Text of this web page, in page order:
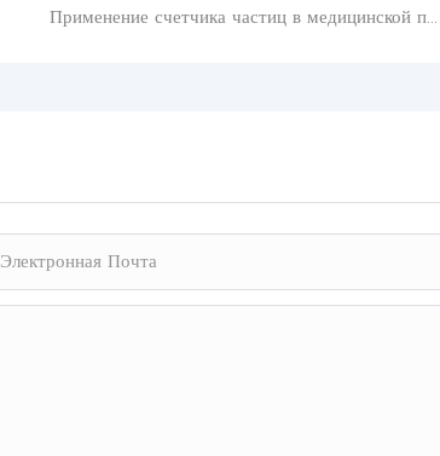
Применение счетчика частиц в медицинской промышленности
Электронная Почта